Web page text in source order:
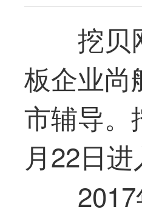
挖贝
板企业尚
市辅导。
月22日